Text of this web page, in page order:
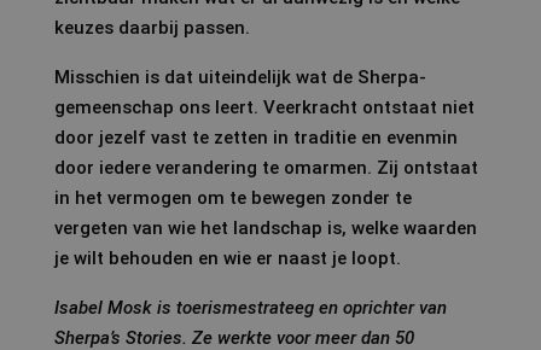
keuzes daarbij passen.
Misschien is dat uiteindelijk wat de Sherpa-
gemeenschap ons leert. Veerkracht ontstaat niet
door jezelf vast te zetten in traditie en evenmin
door iedere verandering te omarmen. Zij ontstaat
in het vermogen om te bewegen zonder te
vergeten van wie het landschap is, welke waarden
je wilt behouden en wie er naast je loopt.
Isabel Mosk is toerismestrateeg en oprichter van
Sherpa’s Stories. Ze werkte voor meer dan 50